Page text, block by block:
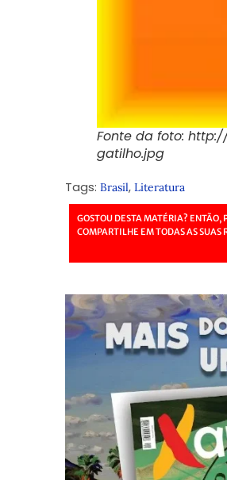
Fonte da foto:
gatilho.jpg
Tags: Brasil, Literatura
GOSTOU DESTA MATÉRIA? ENTÃO,
COMPARTILHE EM TODAS AS SUAS